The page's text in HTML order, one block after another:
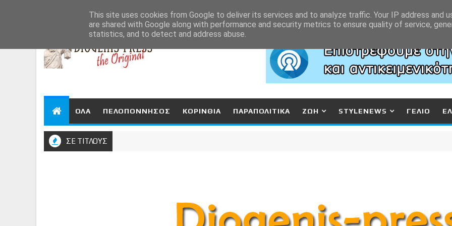
ΟΛΑ ΠΕΛΟΠΟΝΝΗΣΟΣ ΚΟΡΙΝΘΙΑ ΠΑΡΑΠΟΛΙΤΙΚΑ ΖΩΗ STYLENEWS ΓΕΛΙΟ
ΣΕ ΤΙΤΛΟΥΣ
This site uses cookies from Google to deliver its services and to analyze traffic. Your IP address and
are shared with Google along with performance and security metrics to ensure quality of service,
statistics, and to detect and address abuse.